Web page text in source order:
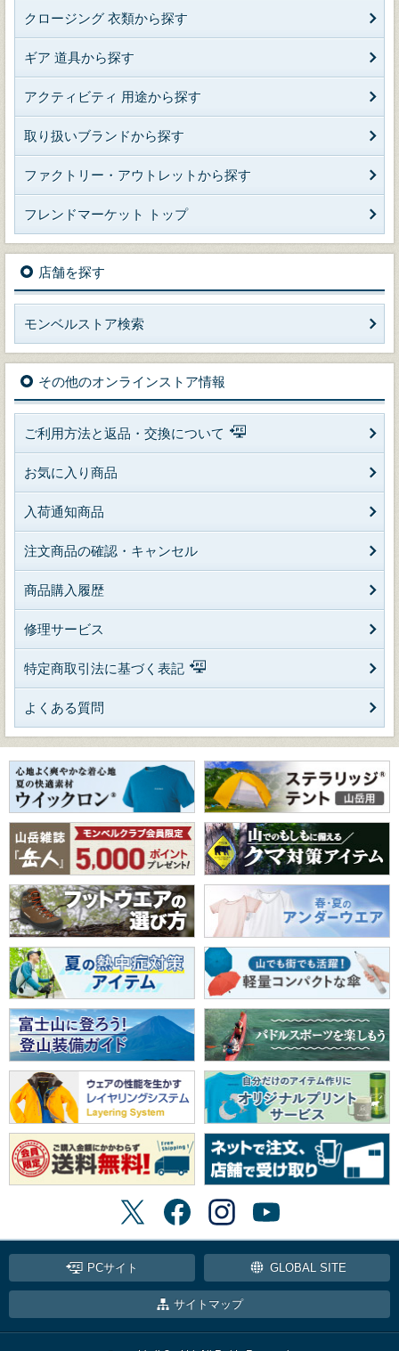
クロージング 衣類から探す
ギア 道具から探す
アクティビティ 用途から探す
取り扱いブランドから探す
ファクトリー・アウトレットから探す
フレンドマーケット トップ
店舗を探す
モンベルストア検索
その他のオンラインストア情報
ご利用方法と返品・交換について
お気に入り商品
入荷通知商品
注文商品の確認・キャンセル
商品購入履歴
修理サービス
特定商取引法に基づく表記
よくある質問
PCサイト GLOBAL SITE
サイトマップ